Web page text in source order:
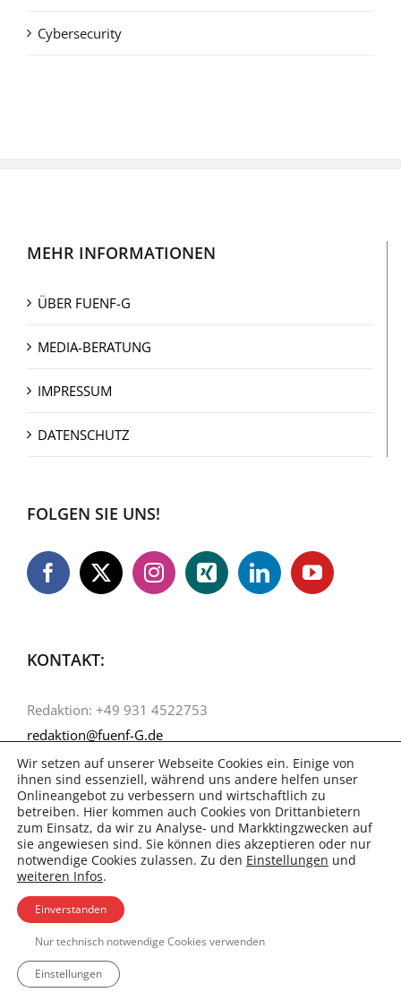
Cybersecurity
MEHR INFORMATIONEN
ÜBER FUENF-G
MEDIA-BERATUNG
IMPRESSUM
DATENSCHUTZ
FOLGEN SIE UNS!
KONTAKT:
Redaktion: +49 931 4522753
redaktion@fuenf-G.de
Wir setzen auf unserer Webseite Cookies ein. Einige von
ihnen sind essenziell, während uns andere helfen unser
Onlineangebot zu verbessern und wirtschaftlich zu
betreiben. Hier kommen auch Cookies von Drittanbietern
zum Einsatz, da wir zu Analyse- und Markktingzwecken auf
sie angewiesen sind. Sie können dies akzeptieren oder nur
notwendige Cookies zulassen. Zu den Einstellungen und
weiteren Infos.
Einverstanden
Nur technisch notwendige Cookies verwenden
Einstellungen